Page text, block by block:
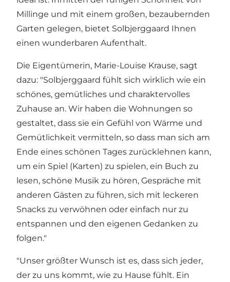
Millinge und mit einem großen, bezaubernden
Garten gelegen, bietet Solbjerggaard Ihnen
einen wunderbaren Aufenthalt.
Die Eigentümerin, Marie-Louise Krause, sagt
dazu: "Solbjerggaard fühlt sich wirklich wie ein
schönes, gemütliches und charaktervolles
Zuhause an. Wir haben die Wohnungen so
gestaltet, dass sie ein Gefühl von Wärme und
Gemütlichkeit vermitteln, so dass man sich am
Ende eines schönen Tages zurücklehnen kann,
um ein Spiel (Karten) zu spielen, ein Buch zu
lesen, schöne Musik zu hören, Gespräche mit
anderen Gästen zu führen, sich mit leckeren
Snacks zu verwöhnen oder einfach nur zu
entspannen und den eigenen Gedanken zu
folgen."
"Unser größter Wunsch ist es, dass sich jeder,
der zu uns kommt, wie zu Hause fühlt. Ein